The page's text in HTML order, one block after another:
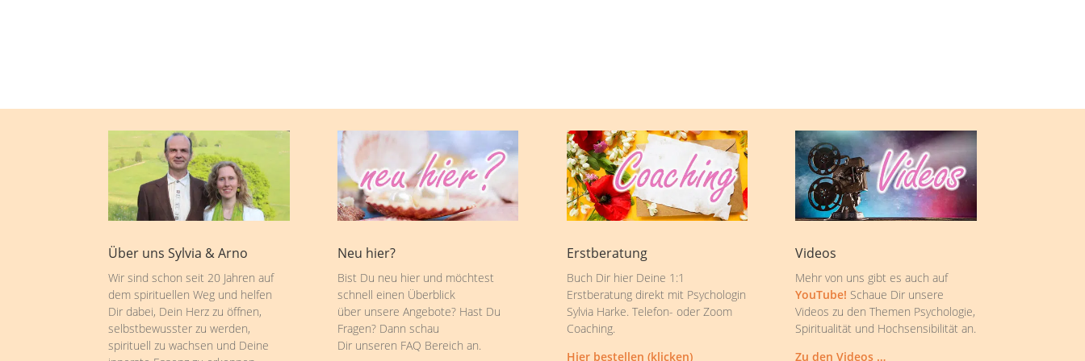
Über uns Sylvia & Arno
Wir sind schon seit 20 Jahren auf
dem spirituellen Weg und helfen
Dir dabei, Dein Herz zu öffnen,
selbstbewusster zu werden,
spirituell zu wachsen und Deine
Neu hier?
Bist Du neu hier und möchtest
schnell einen Überblick
über unsere Angebote? Hast Du
Fragen? Dann schau
Dir unseren FAQ Bereich an.
Erstberatung
Buch Dir hier Deine 1:1
Erstberatung direkt mit Psychologin
Sylvia Harke. Telefon- oder Zoom
Coaching.
Hier bestellen (klicken)
Videos
Mehr von uns gibt es auch auf
YouTube! Schaue Dir unsere
Videos zu den Themen Psychologie,
Spiritualität und Hochsensibilität an.
Zu den Videos …